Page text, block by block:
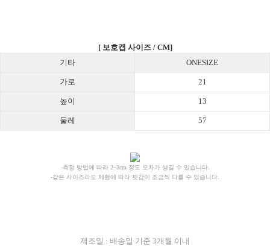
[ 보호캡 사이즈 / CM]
기타 ONESIZE
가로 21
높이 13
둘레 57
-측정 방법에 따라 2~3cm 정도 오차가 생길 수 있습니다.
-같은 사이즈라도 체형에 따라 핏감이 조금씩 다를 수 있습니다.
제조일 : 배송일 기준 3개월 이내